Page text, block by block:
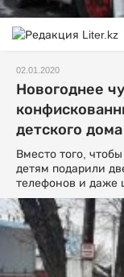
02.01.2020
Новогоднее
детского
Вместо того,
детям подарили
телефонов и даже